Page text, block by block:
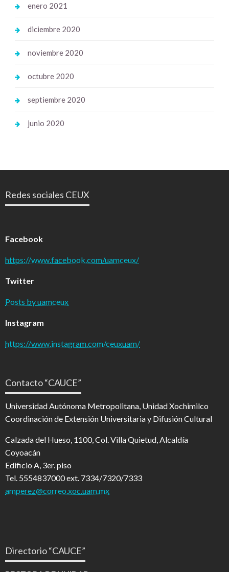
enero 2021
diciembre 2020
noviembre 2020
octubre 2020
septiembre 2020
junio 2020
Redes sociales CEUX
Facebook
https://www.facebook.com/uamceux/
Twitter
Posts by uamceux
Instagram
https://www.instagram.com/ceuxuam/
Contacto “CAUCE”
Universidad Autónoma Metropolitana, Unidad Xochimilco
Coordinación de Extensión Universitaria y Difusión Cultural
Calzada del Hueso, 1100, Col. Villa Quietud, Alcaldía
Coyoacán
Edificio A, 3er. piso
Tel. 5554837000 ext. 7334/7320/7333
amperez@correo.xoc.uam.mx
Directorio “CAUCE”